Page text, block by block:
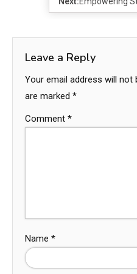
Leave a Reply
Your email address will not
are marked *
Comment *
Name *